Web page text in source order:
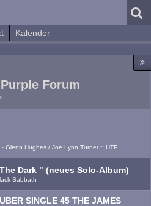
Kalender
Forum
- Glenn Hughes / Joe Lynn Turner ~ HTP
Dark " (neues Solo-Album)
Sabbath
SINGLE 45 THE JAMES